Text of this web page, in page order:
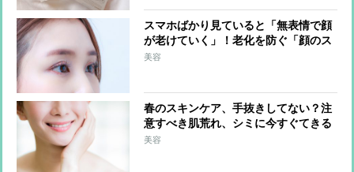
スマホばかり見ていると「無表情で顔
が老けていく」！老化を防ぐ「顔のス
トレッチ」2つを歯科医が教える
美容
春のスキンケア、手抜きしてない？注
意すべき肌荒れ、シミに今すぐてきる
対策
美容